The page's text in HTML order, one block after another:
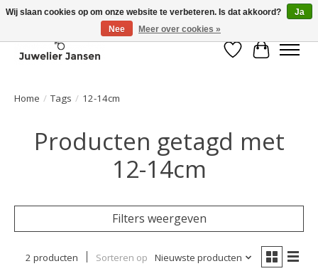
Verlanglijst
Home / Tags / 12-14cm
Producten getagd met
12-14cm
Filters weergeven
2 producten Sorteren op Nieuwste producten
Wij slaan cookies op om onze website te verbeteren. Is dat akkoord?
Ja
Nee
Meer over cookies »